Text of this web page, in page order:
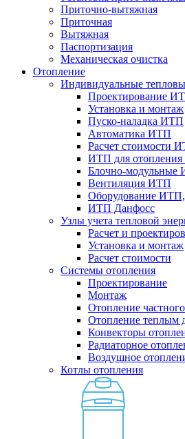
Приточно-вытяжная
Приточная
Вытяжная
Паспортизация
Механическая очистка
Отопление
Индивидуальные
Проектирование
Установка и монтаж
Пуско-наладка ИТП
Автоматика ИТП
Расчет стоимости
ИТП для
Блочно-модульные
Вентиляция ИТП
Оборудование
ИТП Данфосс
Узлы учета тепловой
Расчет и
Установка и монтаж
Расчет стоимости
Системы отопления
Проектирование
Монтаж
Отопление
Отопление теплым
Конвекторы
Радиаторное
Воздушное
Котлы отопления